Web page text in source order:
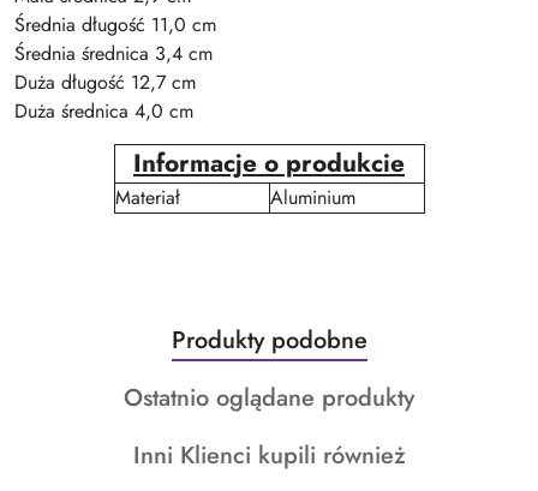
Średnia długość 11,0 cm
Średnia średnica 3,4 cm
Duża długość 12,7 cm
Duża średnica 4,0 cm
Informacje o produkcie
Materiał Aluminium
Pomiń karuzelę produktów
Produkty
o
statusie:
Produkty podobne
Produkty
statusie:
Ostatnio oglądane produkty
Produkty
Inni Klienci kupili również